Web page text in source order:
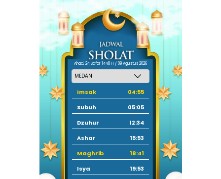
Ahad, 24 Safar 1448 H / 09 Agustus 2026
Imsak
04:55
Subuh
05:05
Dzuhur
12:34
Ashar
15:53
Maghrib
18:41
Isya
19:53